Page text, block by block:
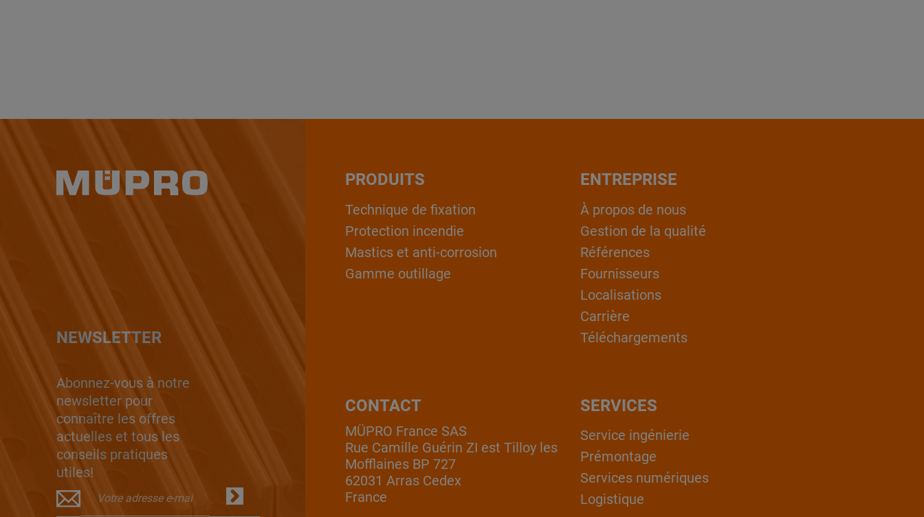
NEWSLETTER
Abonnez-vous à notre
newsletter pour
connaître les offres
actuelles et tous les
conseils pratiques
utiles!
PRODUITS
Technique de fixation
Protection incendie
Mastics et anti-corrosion
Gamme outillage
ENTREPRISE
À propos de nous
Gestion de la qualité
Références
Fournisseurs
Localisations
Carrière
Téléchargements
CONTACT
MÜPRO France SAS
Rue Camille Guérin ZI est Tilloy les
Mofflaines BP 727
62031 Arras Cedex
France
SERVICES
Service ingénierie
Prémontage
Services numériques
Logistique